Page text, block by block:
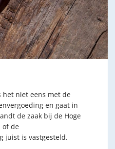
het niet eens met de
en gaat in
de zaak bij de Hoge
of de
juist is vastgesteld.